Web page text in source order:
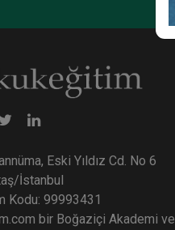
Eski Yıldız Cd. No 6
İstanbul
Kodu: 99993431
bir Boğaziçi Akademi ve